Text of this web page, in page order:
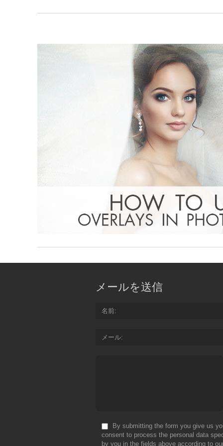
メールを送信
名前
メール
By submitting the form you give us
consent to process the personal data
by you in the fields above according to